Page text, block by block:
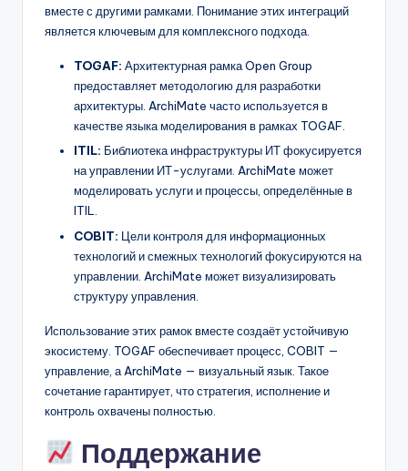
вместе с другими рамками. Понимание этих интеграций
является ключевым для комплексного подхода.
TOGAF: Архитектурная рамка Open Group
предоставляет методологию для разработки
архитектуры. ArchiMate часто используется в
качестве языка моделирования в рамках TOGAF.
ITIL: Библиотека инфраструктуры ИТ фокусируется
на управлении ИТ-услугами. ArchiMate может
моделировать услуги и процессы, определённые в
ITIL.
COBIT: Цели контроля для информационных
технологий и смежных технологий фокусируются на
управлении. ArchiMate может визуализировать
структуру управления.
Использование этих рамок вместе создаёт устойчивую
экосистему. TOGAF обеспечивает процесс, COBIT —
управление, а ArchiMate — визуальный язык. Такое
сочетание гарантирует, что стратегия, исполнение и
контроль охвачены полностью.
Поддержание